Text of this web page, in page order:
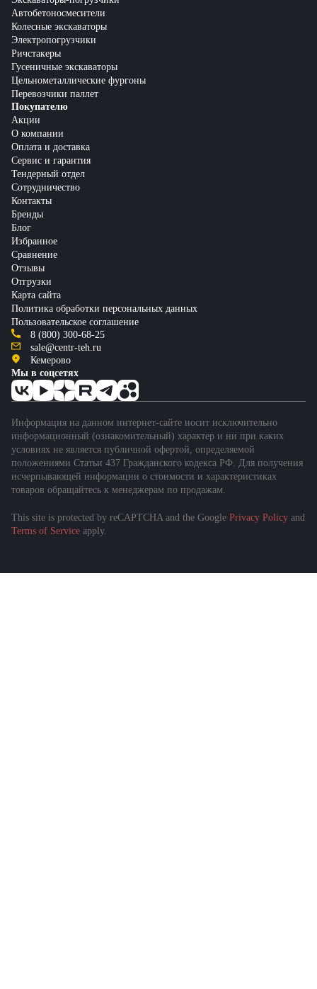
Автобетоносмесители
Колесные экскаваторы
Электропогрузчики
Ричстакеры
Гусеничные экскаваторы
Цельнометаллические фургоны
Перевозчики паллет
Покупателю
Акции
О компании
Оплата и доставка
Сервис и гарантия
Тендерный отдел
Сотрудничество
Контакты
Бренды
Блог
Избранное
Сравнение
Отзывы
Отгрузки
Карта сайта
Политика обработки персональных данных
Пользовательское соглашение
8 (800) 300-68-25
sale@centr-teh.ru
Кемерово
Мы в соцсетях
Информация на данном интернет-сайте носит исключительно
информационный (ознакомительный) характер и ни при каких
условиях не является публичной офертой, определяемой
положениями Статьи 437 Гражданского кодекса РФ. Для получения
исчерпывающей информации о стоимости и характеристиках
товаров обращайтесь к менеджерам по продажам.
This site is protected by reCAPTCHA and the Google Privacy Policy and
Terms of Service apply.